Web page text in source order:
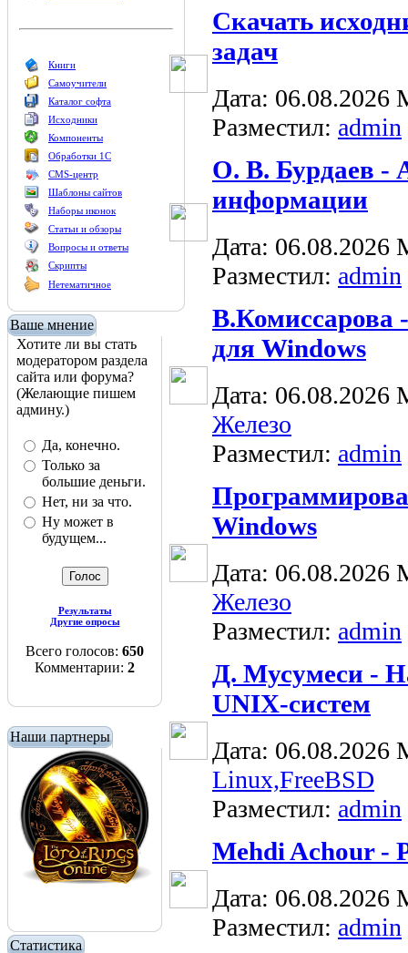
Книги
Самоучители
Каталог софта
Исходники
Компоненты
Обработки 1С
CMS-центр
Шаблоны сайтов
Наборы иконок
Статьи и обзоры
Вопросы и ответы
Скрипты
Нетематичное
Ваше мнение
Хотите ли вы стать
модератором раздела
сайта или форума?
(Желающие пишем
админу.)
Да, конечно.
Только за
большие деньги.
Нет, ни за что.
Ну может в
будущем...
Результаты
Другие опросы
Всего голосов: 650
Комментарии: 2
Наши партнеры
Статистика
Скачать
задач
Дата: 06.08.2026
Разместил: admin
О. В. Бурдаев -
информации
Дата: 06.08.2026
Разместил: admin
В.Комиссарова
для Windows
Дата: 06.08.2026
Железо
Разместил: admin
Windows
Дата: 06.08.2026
Железо
Разместил: admin
Д. Мусумеси -
UNIX-систем
Дата: 06.08.2026
Linux,FreeBSD
Разместил: admin
Mehdi Achour -
Дата: 06.08.2026
Разместил: admin